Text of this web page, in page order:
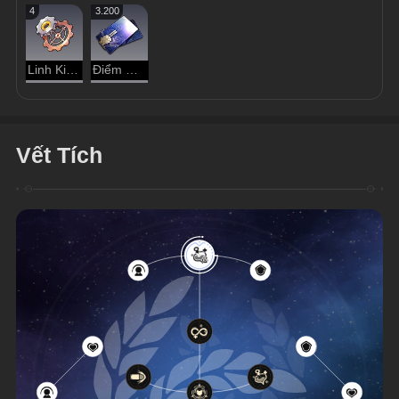
4
Linh Kiện Cổ Xưa
3.200
Điểm Tín Dụng
Vết Tích